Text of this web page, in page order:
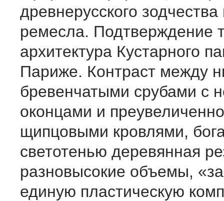
древнерусского
ремесла. Подтверждение
архитектура Кустарного
Париже. Контраст между
бревенчатыми срубами с
оконцами и
щипцовыми кровлями,
светотенью деревянная
разновысокие объемы,
единую пластическую